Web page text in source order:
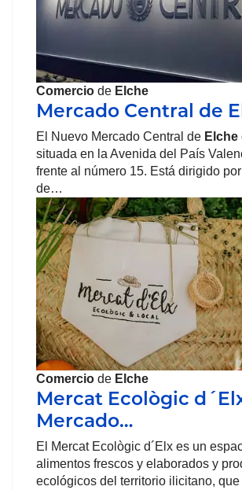
Comercio de Elche
Mercado Central de
El Nuevo Mercado Central de Elche
situada en la Avenida del País
frente al número 15. Está dirigido
de…
Comercio de Elche
Mercat Ecològic
Mercado…
El Mercat Ecològic d´Elx es un
alimentos frescos y elaborados y
ecológicos del territorio ilicitano,